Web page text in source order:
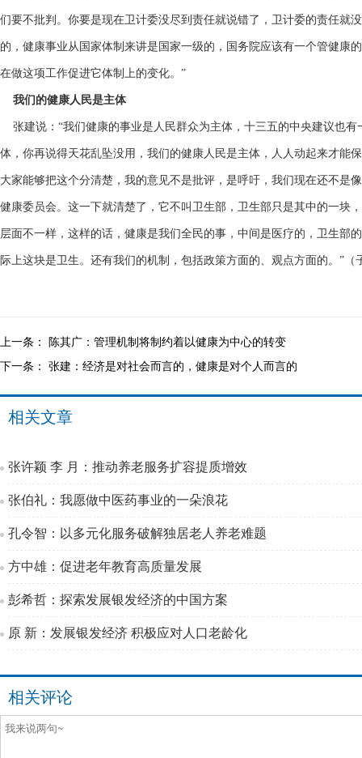
们要不批判。你要是现在卫计委没尽到责任就说错了，卫计委的责任就
的，健康事业从国家体制来讲是国家一级的，国务院应该有一个管健康
在做这项工作促进它体制上的变化。”
我们的健康人民是主体
张建说：“我们健康的事业是人民群众为主体，十三五的中央建议也
体，你再说得天花乱坠没用，我们的健康人民是主体，人人动起来才能
大家能够把这个分清楚，我的意见不是批评，是呼吁，我们现在还不是
健康委员会。这一下就清楚了，它不叫卫生部，卫生部只是其中的一块
层面不一样，这样的话，健康是我们全民的事，中间是医疗的，卫生部
际上这块是卫生。还有我们的机制，包括政策方面的、观点方面的。”
上一条：
陈其广：管理机制将制约着以健康为中心的转变
下一条： 张建：经济是对社会而言的，健康是对个人而言的
相关文章
张许颖 李 月：推动养老服务扩容提质增效
张伯礼：我愿做中医药事业的一朵浪花
孔令智：以多元化服务破解独居老人养老难题
方中雄：促进老年教育高质量发展
彭希哲：探索发展银发经济的中国方案
原 新：发展银发经济 积极应对人口老龄化
相关评论